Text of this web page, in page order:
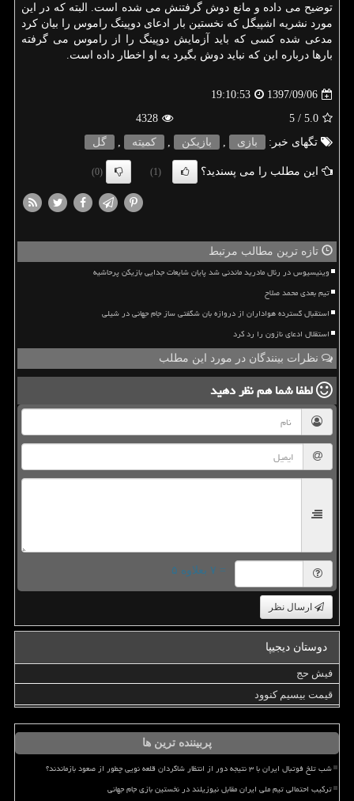
توضیح می داده و مانع دوش گرفتنش می شده است. البته كه در این
مورد نشریه اشپیگل كه نخستین بار ادعای دوپینگ راموس را بیان كرد
مدعی شده كسی كه باید آزمایش دوپینگ را از راموس می گرفته
بارها درباره این كه نباید دوش بگیرد به او اخطار داده است.
1397/09/06
19:10:53
5.0
/ 5
4328
تگهای خبر:
بازی , بازیكن , كمیته , گل
این مطلب را می پسندید؟ (1)
(0)
تازه ترین مطالب مرتبط
وینیسیوس در رئال مادرید ماندنی شد پایان شایعات جدایی بازیکن پرحاشیه
تیم بعدی محمد صلاح
استقبال گسترده هواداران از دروازه بان شگفتی ساز جام جهانی در شیلی
استقلال ادعای نازون را رد کرد
نظرات بینندگان در مورد این مطلب
لطفا شما همنظر دهید
= ۷ بعلاوه ۵
ارسال نظر
دوستان دیجیپا
فیش حج
قیمت بیسیم کنوود
پربیننده ترین ها
شب تلخ فوتبال ایران با ۳ نتیجه دور از انتظار شاگردان قلعه نویی چطور از صعود بازماندند؟
ترکیب احتمالی تیم ملی ایران مقابل نیوزیلند در نخستین بازی جام جهانی